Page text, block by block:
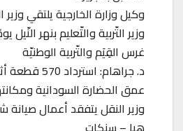
وكيل وزارة الخارجية يلتقي وزير
وزير التّربية والتّعليم بنهر
غرس القِيَم والتّربية الوطنيّة
د. جراهام:
عمق الحضارة السودانية
وزير النقل يتفقد أعمال